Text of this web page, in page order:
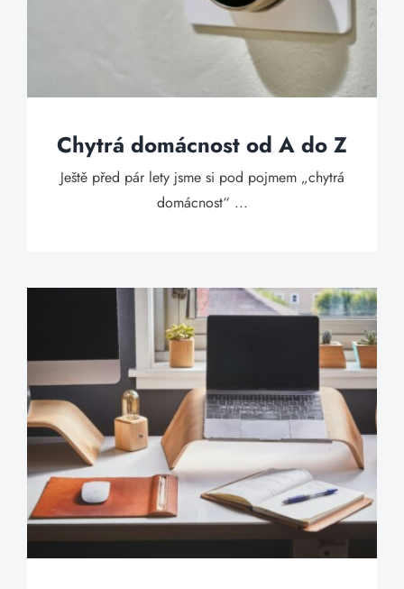
Chytrá domácnost od A do Z
Ještě před pár lety jsme si pod pojmem „chytrá
domácnost“ ...